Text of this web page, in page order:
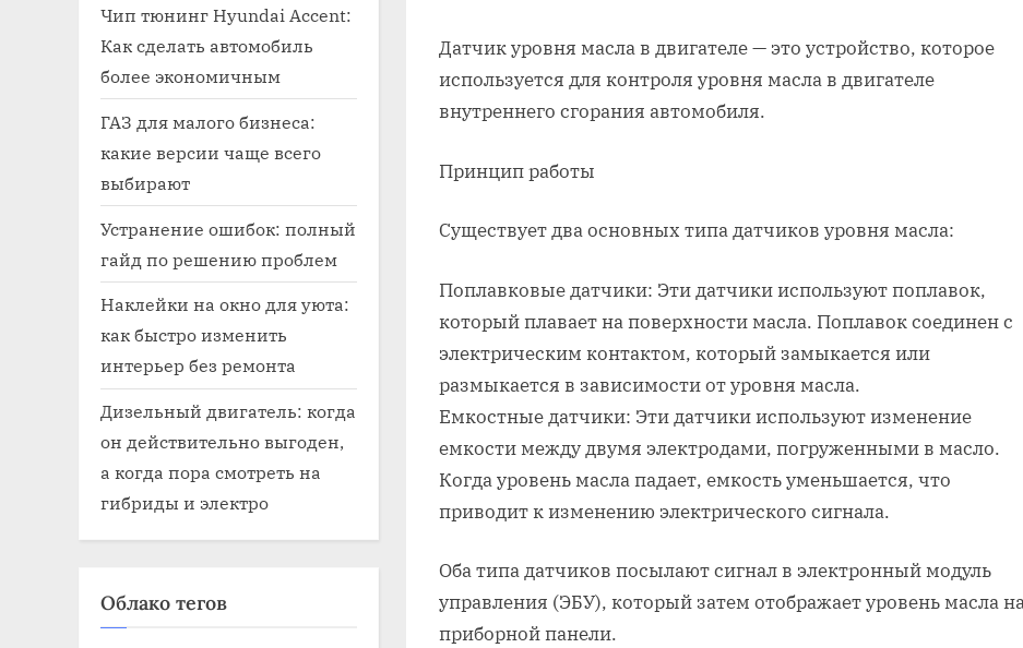
масла
в
Датчик уровня масла в двигателе — это устройство, которое
используется для контроля уровня масла в двигателе
внутреннего сгорания автомобиля.
Принцип работы
Существует два основных типа датчиков уровня масла:
Поплавковые датчики: Эти датчики используют поплавок,
который плавает на поверхности масла. Поплавок соединен с
электрическим контактом, который замыкается или
размыкается в зависимости от уровня масла.
Емкостные датчики: Эти датчики используют изменение
емкости между двумя электродами, погруженными в масло.
Когда уровень масла падает, емкость уменьшается, что
приводит к изменению электрического сигнала.
Оба типа датчиков посылают сигнал в электронный модуль
управления (ЭБУ), который затем отображает уровень масла
приборной панели.
Чип тюнинг Hyundai Accent:
Как сделать автомобиль
более экономичным
ГАЗ для малого бизнеса:
какие версии чаще всего
выбирают
Устранение ошибок: полный
гайд по решению проблем
Наклейки на окно для уюта:
как быстро изменить
интерьер без ремонта
Дизельный двигатель: когда
он действительно выгоден,
а когда пора смотреть на
гибриды и электро
Облако тегов